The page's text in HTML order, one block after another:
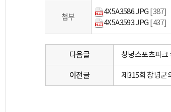
첨부 4X5A3586.JPG [387]
4X5A3593.JPG [437]
다음글 창녕스포츠파크
이전글 제315회 창녕군